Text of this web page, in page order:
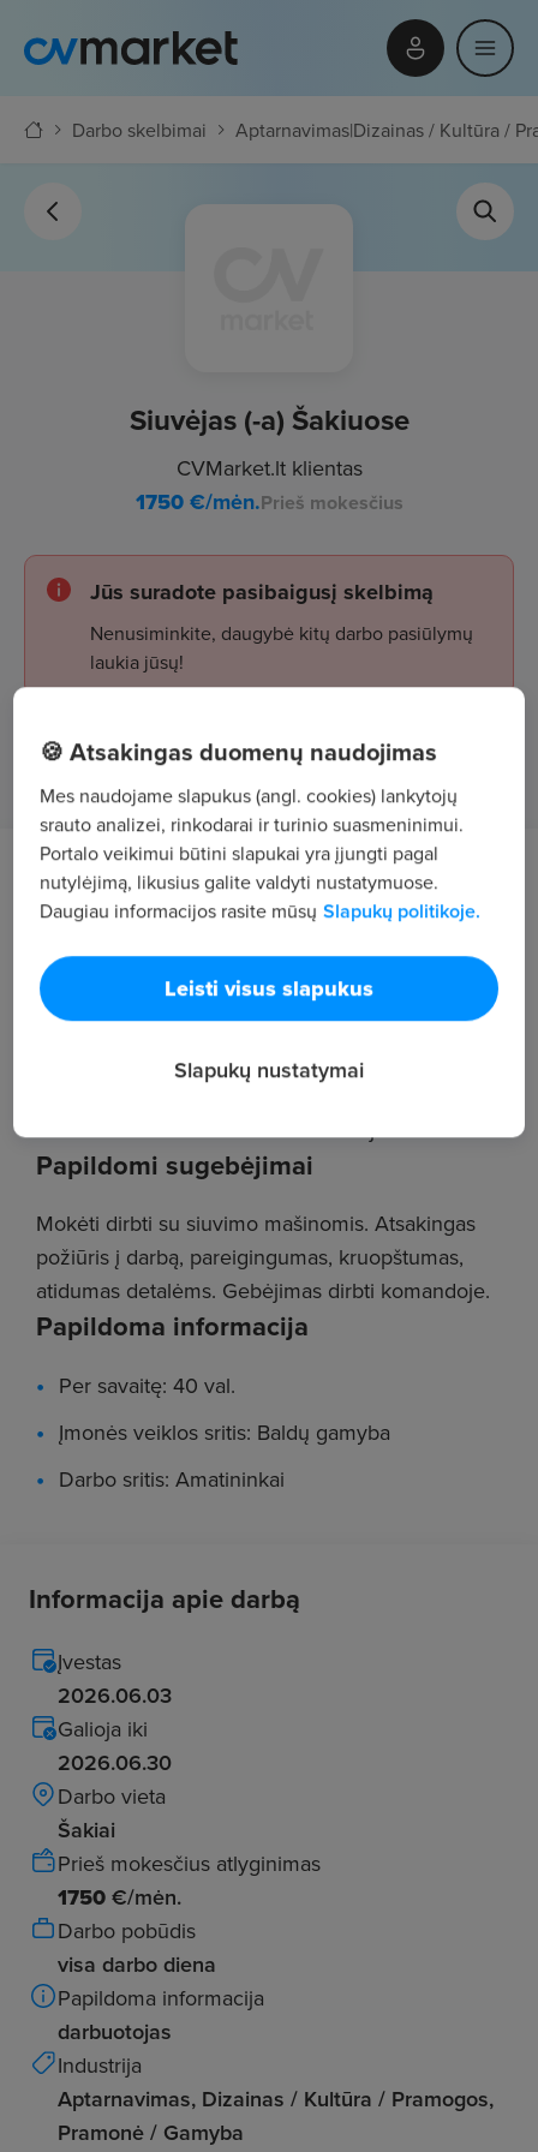
Darbo skelbimai Aptarnavimas|Dizainas / Kultūra /
Siuvėjas (-a) Šakiuose
CVMarket.lt klientas
1750€/mėn.Prieš mokesčius
Jūs suradote pasibaigusį skelbimą
Nenusiminkite, daugybė kitų darbo pasiūlymų
laukia jūsų!
Žiūrėti skelbimus
Darbo aprašymas
Reikalavimai
Darbo patirtis: Nuo 1 metų
Išsilavinimas: Profesinė kvalifikacija
Papildomi sugebėjimai
Mokėti dirbti su siuvimo mašinomis. Atsakingas
požiūris į darbą, pareigingumas, kruopštumas,
atidumas detalėms. Gebėjimas dirbti komandoje.
Papildoma informacija
Per savaitę: 40 val.
Įmonės veiklos sritis: Baldų gamyba
Darbo sritis: Amatininkai
Informacija apie darbą
Įvestas
2026.06.03
Galioja iki
2026.06.30
Darbo vieta
Šakiai
Prieš mokesčius atlyginimas
1750 €/mėn.
Darbo pobūdis
visa darbo diena
Papildoma informacija
darbuotojas
Industrija
Aptarnavimas, Dizainas / Kultūra / Pramogos,
Pramonė / Gamyba
🍪 Atsakingas duomenų naudojimas
Mes naudojame slapukus (angl. cookies) lankytojų
srauto analizei, rinkodarai ir turinio suasmeninimui.
Portalo veikimui būtini slapukai yra įjungti pagal
nutylėjimą, likusius galite valdyti nustatymuose.
Daugiau informacijos rasite mūsų Slapukų politikoje.
Leisti visus slapukus
Slapukų nustatymai